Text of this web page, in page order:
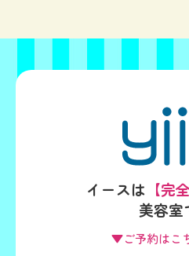
イースは 【完
美容室
▼ご予約はこ